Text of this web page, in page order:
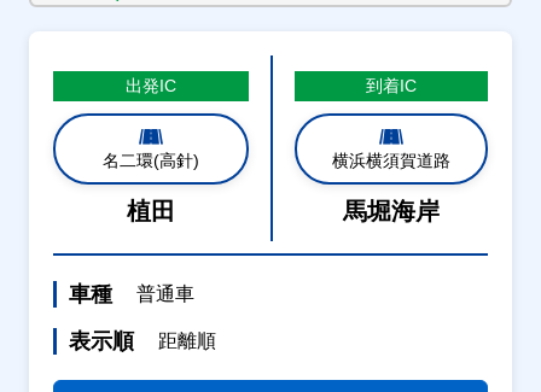
出発IC
名二環(高針)
植田
到着IC
横浜横須賀道路
馬堀海岸
車種 普通車
表示順 距離順